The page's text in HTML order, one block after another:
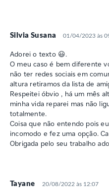
Silvia Susana 01/04/2023 às
Adorei o texto 😃.
O meu caso é bem diferente
não ter redes sociais em
altura retiramos da lista de
Respeitei óbvio , há um mês
minha vida reparei mas não
totalmente.
Coisa que não entendo pois
incomodo e fez uma opção.
Obrigada pelo seu trabalho
Tayane 20/08/2022 às 12:07